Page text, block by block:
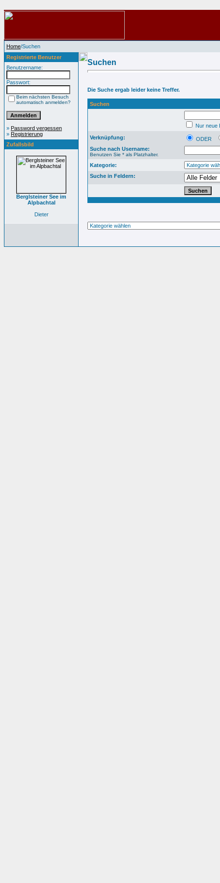
Home/Suchen
Registrierte Benutzer
Benutzername:
Passwort:
Beim nächsten Besuch
automatisch anmelden?
» Password vergessen
» Registrierung
Zufallsbild
Berglsteiner See im
Alpbachtal
Dieter
Suchen
Die Suche ergab leider keine Treffer.
Suchen
Nur neue
Verknüpfung:
ODER
Suche nach Username:
Benutzen Sie * als Platzhalter.
Kategorie:
Suche in Feldern: